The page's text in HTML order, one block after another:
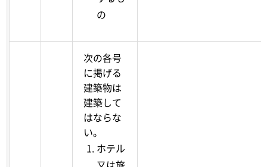
の
次の各号
に掲げる
建築物は
建築して
はならな
い。
ホテル